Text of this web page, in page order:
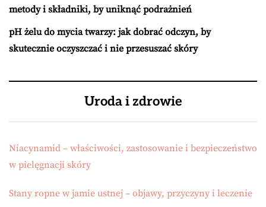
metody i składniki, by uniknąć podrażnień
pH żelu do mycia twarzy: jak dobrać odczyn, by
skutecznie oczyszczać i nie przesuszać skóry
Uroda i zdrowie
Niacynamid – właściwości, zastosowanie i bezpieczeństwo
w pielęgnacji skóry
Stany ropne w jamie ustnej – objawy, przyczyny i leczenie